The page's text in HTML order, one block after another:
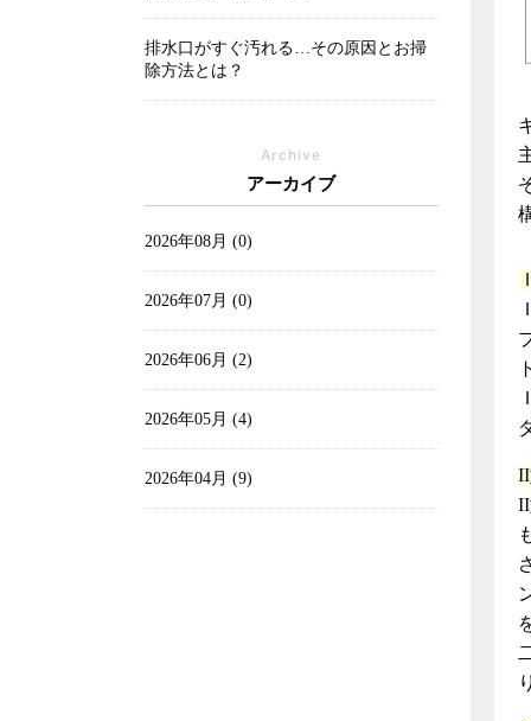
排水口がすぐ汚れる…その原因とお掃
除方法とは？
Archive
アーカイブ
2026年08月 (0)
2026年07月 (0)
2026年06月 (2)
2026年05月 (4)
2026年04月 (9)